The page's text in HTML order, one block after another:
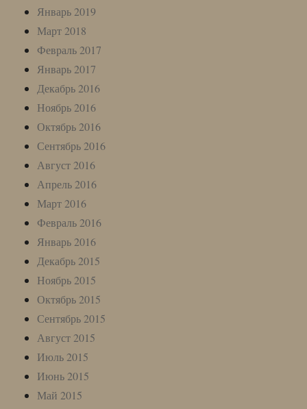
Январь 2019
Март 2018
Февраль 2017
Январь 2017
Декабрь 2016
Ноябрь 2016
Октябрь 2016
Сентябрь 2016
Август 2016
Апрель 2016
Март 2016
Февраль 2016
Январь 2016
Декабрь 2015
Ноябрь 2015
Октябрь 2015
Сентябрь 2015
Август 2015
Июль 2015
Июнь 2015
Май 2015